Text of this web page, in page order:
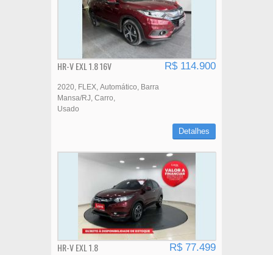
HR-V EXL 1.8 16V R$ 114.900
2020 FLEX Automático
Barra
Mansa/RJ Carro
Usado
Detalhes
HR-V EXL 1.8 R$ 77.499